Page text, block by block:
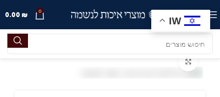
תפריט 0
0.00 ₪
Click to enlarge
IW